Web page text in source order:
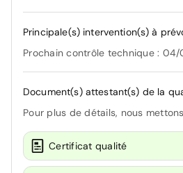
Principale(s) intervention(s) à
Prochain contrôle technique :
Document(s) attestant(s) de la
Pour plus de détails, nous
Certificat qualité